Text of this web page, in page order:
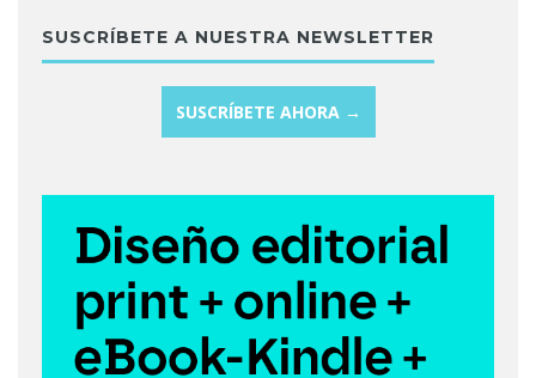
SUSCRÍBETE A NUESTRA NEWSLETTER
SUSCRÍBETE AHORA →